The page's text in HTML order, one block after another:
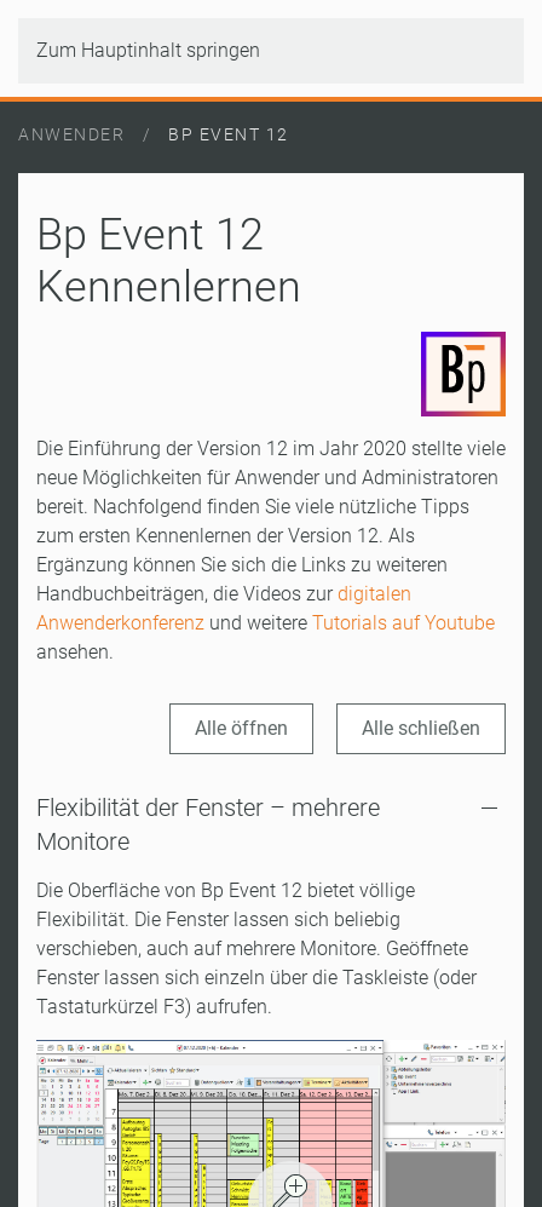
Zum Hauptinhalt springen
ANWENDER BP EVENT 12
Bp Event 12
Kennenlernen
Die Einführung der Version 12 im Jahr 2020 stellte viele
neue Möglichkeiten für Anwender und Administratoren
bereit. Nachfolgend finden Sie viele nützliche Tipps
zum ersten Kennenlernen der Version 12. Als
Ergänzung können Sie sich die Links zu weiteren
Handbuchbeiträgen, die Videos zurdigitalen
Anwenderkonferenz und weitere Tutorials auf Youtube
ansehen.
Alle öffnen Alle schließen
Flexibilität der Fenster – mehrere
Monitore
Die Oberfläche von Bp Event 12 bietet völlige
Flexibilität. Die Fenster lassen sich beliebig
verschieben, auch auf mehrere Monitore. Geöffnete
Fenster lassen sich einzeln über die Taskleiste (oder
Tastaturkürzel F3) aufrufen.